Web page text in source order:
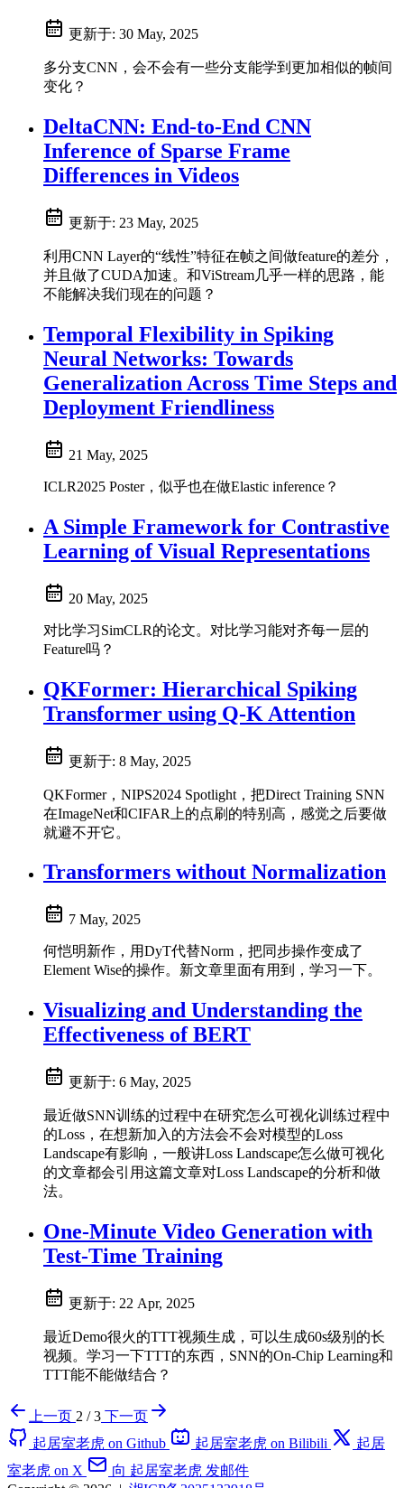
更新于: 30 May, 2025
多分支CNN，会不会有一些分支能学到更加相似的帧间
变化？
DeltaCNN: End-to-End CNN
Inference of Sparse Frame
Differences in Videos
更新于: 23 May, 2025
利用CNN Layer的“线性”特征在帧之间做feature的差分，
并且做了CUDA加速。和ViStream几乎一样的思路，能
不能解决我们现在的问题？
Temporal Flexibility in Spiking
Neural Networks: Towards
Generalization Across Time Steps and
Deployment Friendliness
21 May, 2025
ICLR2025 Poster，似乎也在做Elastic inference？
A Simple Framework for Contrastive
Learning of Visual Representations
20 May, 2025
对比学习SimCLR的论文。对比学习能对齐每一层的
Feature吗？
QKFormer: Hierarchical Spiking
Transformer using Q-K Attention
更新于: 8 May, 2025
QKFormer，NIPS2024 Spotlight，把Direct Training SNN
在ImageNet和CIFAR上的点刷的特别高，感觉之后要做
就避不开它。
Transformers without Normalization
7 May, 2025
何恺明新作，用DyT代替Norm，把同步操作变成了
Element Wise的操作。新文章里面有用到，学习一下。
Visualizing and Understanding the
Effectiveness of BERT
更新于: 6 May, 2025
最近做SNN训练的过程中在研究怎么可视化训练过程中
的Loss，在想新加入的方法会不会对模型的Loss
Landscape有影响，一般讲Loss Landscape怎么做可视化
的文章都会引用这篇文章对Loss Landscape的分析和做
法。
One-Minute Video Generation with
Test-Time Training
更新于: 22 Apr, 2025
最近Demo很火的TTT视频生成，可以生成60s级别的长
视频。学习一下TTT的东西，SNN的On-Chip Learning和
TTT能不能做结合？
上一页 2 / 3 下一页
起居室老虎 on Github
起居室老虎 on Bilibili
起居
室老虎 on X
向 起居室老虎 发邮件